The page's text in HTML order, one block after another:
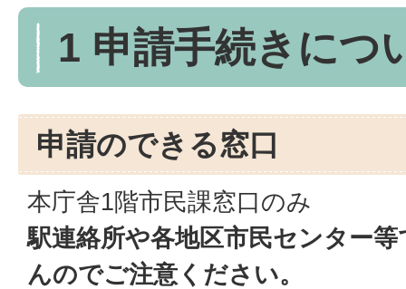
1 申請手続きにつ
申請のできる窓口
本庁舎1階市民課窓口のみ
駅連絡所や各地区市民センター
んのでご注意ください。